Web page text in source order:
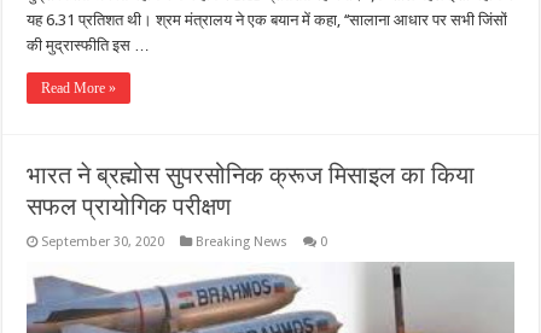
यह 6.31 प्रतिशत थी। श्रम मंत्रालय ने एक बयान में कहा, ‘‘सालाना आधार पर सभी जिंसों
की मुद्रास्फीति इस …
Read More »
भारत ने ब्रह्मोस सुपरसोनिक क्रूज मिसाइल का किया
सफल प्रायोगिक परीक्षण
September 30, 2020 Breaking News 0